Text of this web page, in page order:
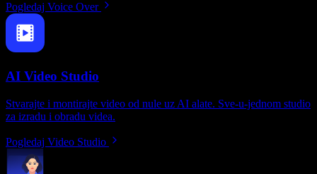
Pogledaj Voice Over
AI Video Studio
Stvarajte i montirajte video od nule uz AI alate. Sve-u-jednom studio
za izradu i obradu videa.
Pogledaj Video Studio